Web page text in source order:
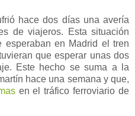
hace dos días una avería
de viajeros. Esta situación
esperaban en Madrid el tren
que esperar unas dos
Este hecho se suma a la
hace una semana y que,
en el tráfico ferroviario de